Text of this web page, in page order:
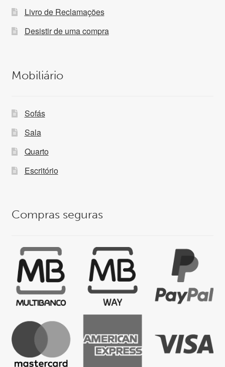
Livro de Reclamações
Desistir de uma compra
Mobiliário
Sofás
Sala
Quarto
Escritório
Compras seguras